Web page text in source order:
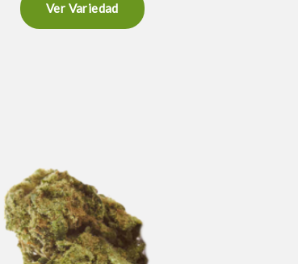
Ver Variedad